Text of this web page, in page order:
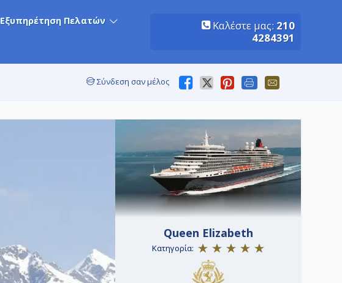
Εξυπηρέτηση Πελατών
Καλέστε μας: 210
4284391
Σύνδεση σαν μέλος
Queen Elizabeth
Κατηγορία: